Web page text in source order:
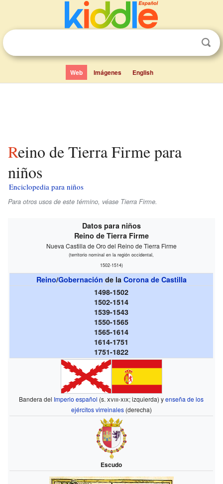
Web Imágenes English
Reino de Tierra Firme para
niños
Enciclopedia para niños
Para otros usos de este término, véase Tierra Firme.
Datos para niños
Reino de Tierra Firme
Nueva Castilla de Oro del Reino de Tierra Firme
(territorio nominal en la región occidental,
1502-1514)
Reino/Gobernación de la Corona de Castilla
1498-1502
1502-1514
1539-1543
1550-1565
1565-1614
1614-1751
1751-1822
Bandera del Imperio español (s.xviii-xix; izquierda) yenseña de los
ejércitos virreinales(derecha)
Escudo